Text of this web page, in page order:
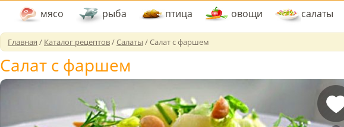
мясо рыба птица овощи салаты
Главная / Каталог рецептов/Салаты /Салат с фаршем
Салат с фаршем